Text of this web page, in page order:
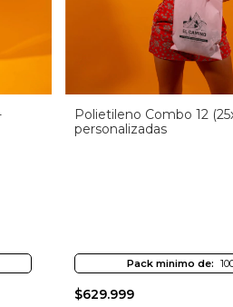
Polietileno Combo 12
personalizadas
Pack minimo de:
$629.999